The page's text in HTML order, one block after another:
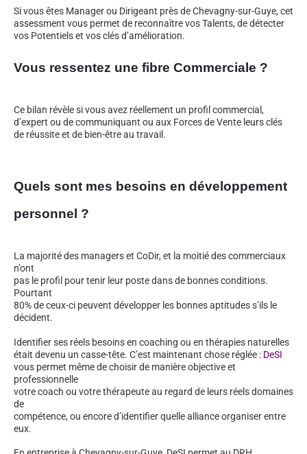
Si vous êtes Manager ou Dirigeant près de Chevagny-sur-Guye, cet
assessment vous permet de reconnaître vos Talents, de détecter
vos Potentiels et vos clés d’amélioration.
Vous ressentez une fibre Commerciale ?
Ce bilan révèle si vous avez réellement un profil commercial,
d’expert ou de communiquant ou aux Forces de Vente leurs clés
de réussite et de bien-être au travail.
Quels sont mes besoins en développement
personnel ?
La majorité des managers et CoDir, et la moitié des commerciaux
n’ont
pas le profil pour tenir leur poste dans de bonnes conditions.
Pourtant
80% de ceux-ci peuvent développer les bonnes aptitudes s’ils le
décident.
Identifier ses réels besoins en coaching ou en thérapies naturelles
était devenu un casse-tête. C’est maintenant chose réglée : DeSI
vous permet même de choisir de manière objective et
professionnelle
votre coach ou votre thérapeute au regard de leurs réels domaines
de
compétence, ou encore d’identifier quelle alliance organiser entre
eux.